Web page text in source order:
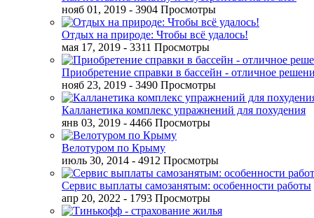
нояб 01, 2019 - 3904 Просмотры
Отдых на природе: Чтобы всё удалось!
мая 17, 2019 - 3311 Просмотры
Приобретение справки в бассейн - отличное
нояб 23, 2019 - 3490 Просмотры
Калланетика комплекс упражнений для похудения
янв 03, 2019 - 4466 Просмотры
Велотуром по Крыму
июль 30, 2014 - 4912 Просмотры
Сервис выплаты самозанятым: особенности работы
апр 20, 2022 - 1793 Просмотры